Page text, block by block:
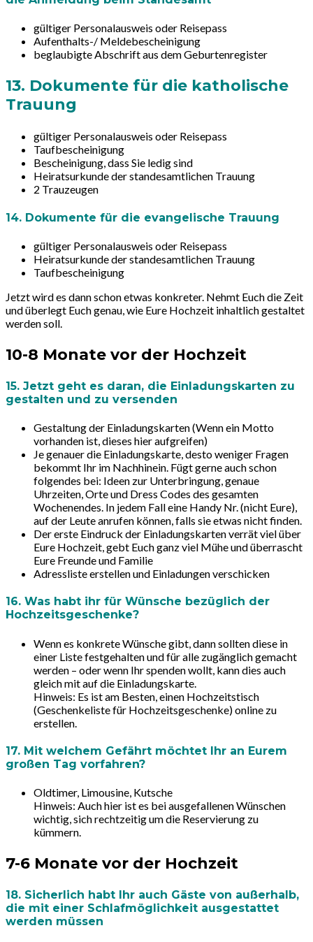
gültiger Personalausweis oder Reisepass
Aufenthalts-/ Meldebescheinigung
beglaubigte Abschrift aus dem Geburtenregister
13. Dokumente für die katholische
Trauung
gültiger Personalausweis oder Reisepass
Taufbescheinigung
Bescheinigung, dass Sie ledig sind
Heiratsurkunde der standesamtlichen Trauung
2 Trauzeugen
14. Dokumente für die evangelische Trauung
gültiger Personalausweis oder Reisepass
Heiratsurkunde der standesamtlichen Trauung
Taufbescheinigung
Jetzt wird es dann schon etwas konkreter. Nehmt Euch die Zeit
und überlegt Euch genau, wie Eure Hochzeit inhaltlich gestaltet
werden soll.
10-8 Monate vor der Hochzeit
15. Jetzt geht es daran, die Einladungskarten zu
gestalten und zu versenden
Gestaltung der Einladungskarten (Wenn ein Motto
vorhanden ist, dieses hier aufgreifen)
Je genauer die Einladungskarte, desto weniger Fragen
bekommt Ihr im Nachhinein. Fügt gerne auch schon
folgendes bei: Ideen zur Unterbringung, genaue
Uhrzeiten, Orte und Dress Codes des gesamten
Wochenendes. In jedem Fall eine Handy Nr. (nicht Eure),
auf der Leute anrufen können, falls sie etwas nicht finden.
Der erste Eindruck der Einladungskarten verrät viel über
Eure Hochzeit, gebt Euch ganz viel Mühe und überrascht
Eure Freunde und Familie
Adressliste erstellen und Einladungen verschicken
16. Was habt ihr für Wünsche bezüglich der
Hochzeitsgeschenke?
Wenn es konkrete Wünsche gibt, dann sollten diese in
einer Liste festgehalten und für alle zugänglich gemacht
werden – oder wenn Ihr spenden wollt, kann dies auch
gleich mit auf die Einladungskarte.
Hinweis: Es ist am Besten, einen Hochzeitstisch
(Geschenkeliste für Hochzeitsgeschenke) online zu
erstellen.
17. Mit welchem Gefährt möchtet Ihr an Eurem
großen Tag vorfahren?
Oldtimer, Limousine, Kutsche
Hinweis: Auch hier ist es bei ausgefallenen Wünschen
wichtig, sich rechtzeitig um die Reservierung zu
kümmern.
7-6 Monate vor der Hochzeit
18. Sicherlich habt Ihr auch Gäste von außerhalb,
die mit einer Schlafmöglichkeit ausgestattet
werden müssen